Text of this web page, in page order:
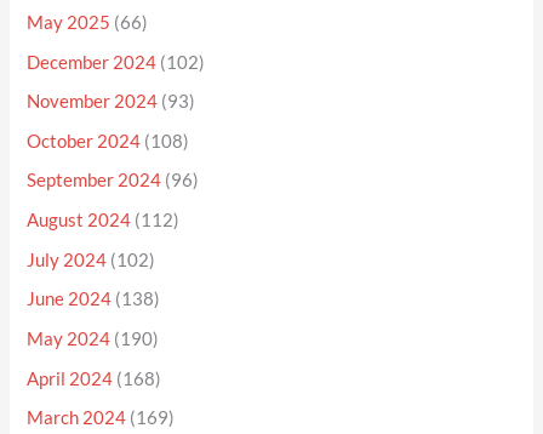
May 2025 (66)
December 2024 (102)
November 2024 (93)
October 2024 (108)
September 2024 (96)
August 2024 (112)
July 2024 (102)
June 2024 (138)
May 2024 (190)
April 2024 (168)
March 2024 (169)